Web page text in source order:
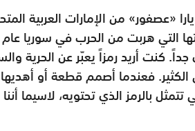
2016، أطلقت يارا «عصفور» من الإمارات
كنت أريد رمزاً يعبّر عن الحرية
فعندما أصمم قطعة أو أهديها
بالرمز الذي تحتويه، لاسيما